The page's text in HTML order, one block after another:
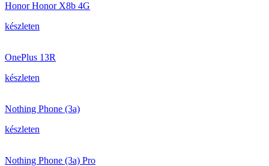
Honor Honor X8b 4G
készleten
OnePlus 13R
készleten
Nothing Phone (3a)
készleten
Nothing Phone (3a) Pro